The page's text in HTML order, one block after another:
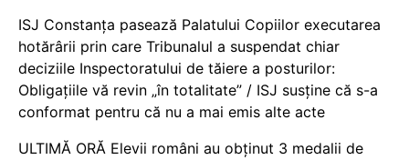
ISJ Constanța pasează Palatului Copiilor executarea
hotărârii prin care Tribunalul a suspendat chiar
deciziile Inspectoratului de tăiere a posturilor:
Obligațiile vă revin „în totalitate” / ISJ susține că s-a
conformat pentru că nu a mai emis alte acte
ULTIMĂ ORĂ Elevii români au obținut 3 medalii de